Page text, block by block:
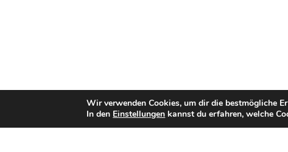
Wir verwenden Cookies, um dir die bestmögliche
In den Einstellungen kannst du erfahren, welche